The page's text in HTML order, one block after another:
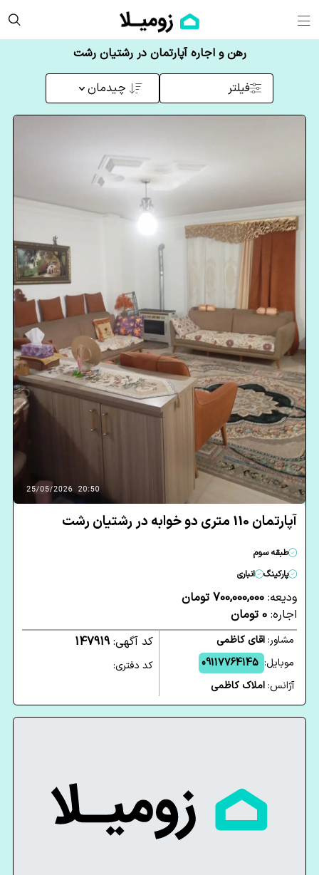
رهن و اجاره آپارتمان در رشتیان رشت
فیلتر چیدمان
آپارتمان 110 متری دو خوابه در رشتیان رشت
طبقه سوم
پارکینگ
انباری
ودیعه: 700,000,000 تومان
اجاره: 0 تومان
مشاور:اقای کاظمی
موبایل: 09117764145
آژانس:املاک کاظمی
کد آگهی:147919
کد دفتری: